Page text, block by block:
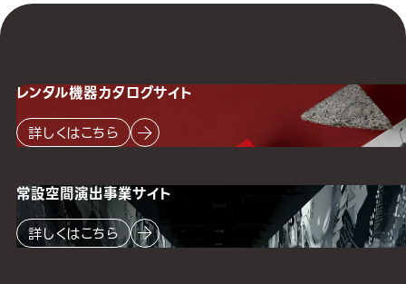
レンタル機器カタログサイト
詳しくはこちら
常設空間演出事業サイト
詳しくはこちら